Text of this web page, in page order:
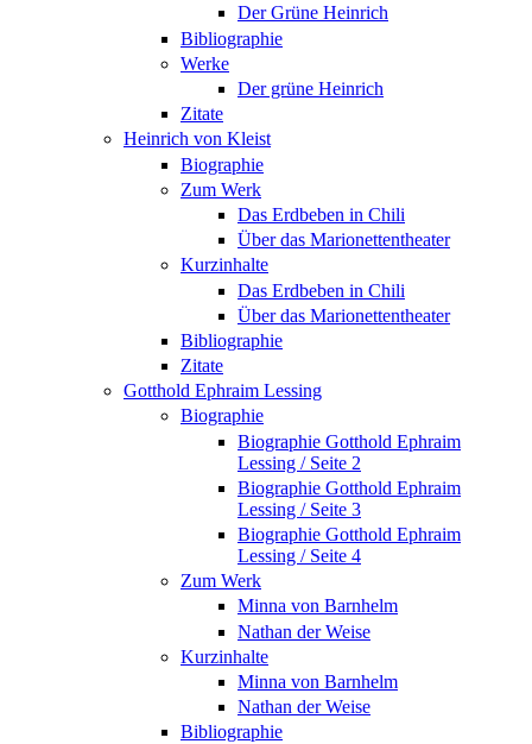
Der Grüne Heinrich
Bibliographie
Werke
Der grüne Heinrich
Zitate
Heinrich von Kleist
Biographie
Zum Werk
Das Erdbeben in Chili
Über das Marionettentheater
Kurzinhalte
Das Erdbeben in Chili
Über das Marionettentheater
Bibliographie
Zitate
Gotthold Ephraim Lessing
Biographie
Biographie Gotthold Ephraim
Lessing / Seite 2
Biographie Gotthold Ephraim
Lessing / Seite 3
Biographie Gotthold Ephraim
Lessing / Seite 4
Zum Werk
Minna von Barnhelm
Nathan der Weise
Kurzinhalte
Minna von Barnhelm
Nathan der Weise
Bibliographie